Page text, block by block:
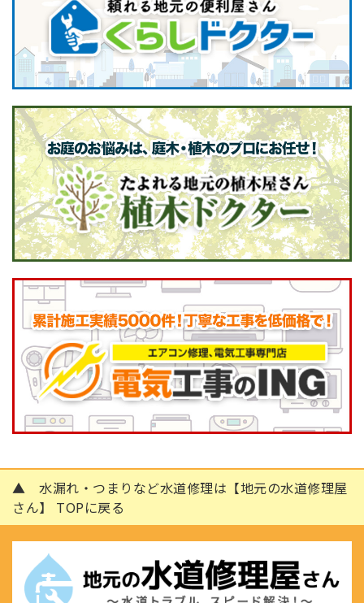
▲ 水漏れ・つまりなど水道修理は【地元の水道修理屋
さん】 TOPに戻る